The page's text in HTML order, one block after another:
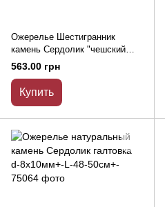
Ожерелье Шестигранник
камень Сердолик "чешский
хрусталь" L48- см d-13мм
563.00 грн
Купить